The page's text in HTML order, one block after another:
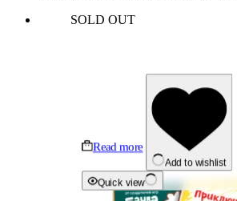
SOLD OUT
Read more
Add to wishlist
Quick view